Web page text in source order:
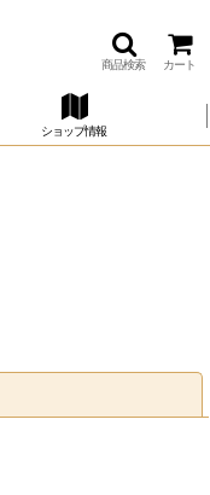
商品検索 カート
ショップ情報